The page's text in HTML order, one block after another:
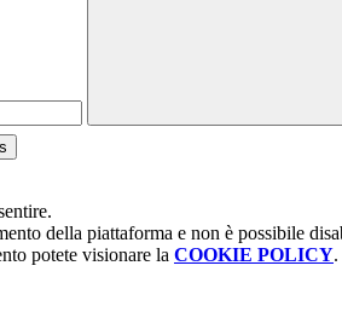
della piattaforma e non è possibile
potete visionare la COOKIE POLICY.